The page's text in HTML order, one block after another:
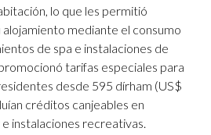
lo que les permitió
mediante el consumo
de spa e instalaciones de
tarifas especiales para
desde 595 dírham (US$
créditos canjeables en
instalaciones recreativas.